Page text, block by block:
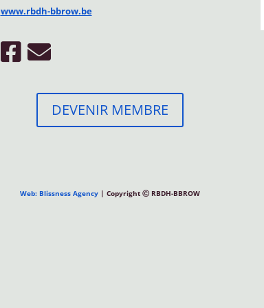
www.rbdh-bbrow.be
DEVENIR MEMBRE
Web: Blissness Agency | Copyright Ⓒ RBDH-BBROW